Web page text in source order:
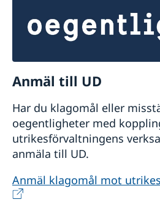
Anmäl till UD
Har du klagomål eller
oegentligheter med
utrikesförvaltningens
anmäla till UD.
Anmäl klagomål mot